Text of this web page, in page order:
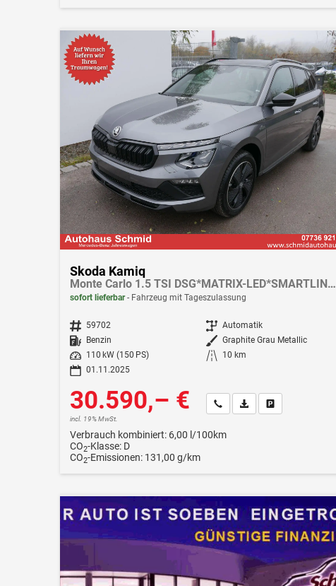
Skoda Kamiq
Monte Carlo 1.5 TSI DSG*MATRIX-LED*SMARTLINK*PDC-HI*TEMPOMAT*SHZ*17-ZOLL
sofort lieferbar Fahrzeug mit Tageszulassung
Fahrzeugnr. 59702 Getriebe Automatik
Kraftstoff
Benzin Außenfarbe Graphite Grau Metallic
Leistung
110 kW (150 PS) Kilometerstand
10 km
01.11.2025
30.590,– €
incl. 19% MwSt.
Wir rufen Sie an
Fahrzeugexposé (PDF)
Fahrzeug parken
Verbrauch kombiniert: 6,00 l/100km
CO2-Klasse: D
CO2-Emissionen: 131,00 g/km